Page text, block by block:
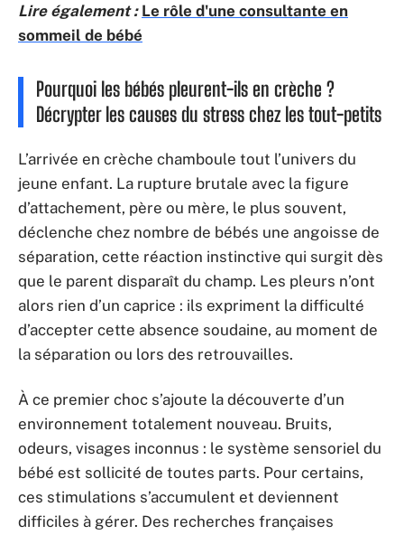
Lire également : Le rôle d'une consultante en
sommeil de bébé
Pourquoi les bébés pleurent-ils en crèche ?
Décrypter les causes du stress chez les tout-petits
L’arrivée en crèche chamboule tout l’univers du
jeune enfant. La rupture brutale avec la figure
d’attachement, père ou mère, le plus souvent,
déclenche chez nombre de bébés une angoisse de
séparation, cette réaction instinctive qui surgit dès
que le parent disparaît du champ. Les pleurs n’ont
alors rien d’un caprice : ils expriment la difficulté
d’accepter cette absence soudaine, au moment de
la séparation ou lors des retrouvailles.
À ce premier choc s’ajoute la découverte d’un
environnement totalement nouveau. Bruits,
odeurs, visages inconnus : le système sensoriel du
bébé est sollicité de toutes parts. Pour certains,
ces stimulations s’accumulent et deviennent
difficiles à gérer. Des recherches françaises